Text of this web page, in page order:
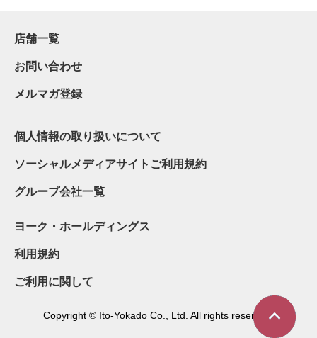
店舗一覧
お問い合わせ
メルマガ登録
個人情報の取り扱いについて
ソーシャルメディアサイトご利用規約
グループ会社一覧
ヨーク・ホールディングス
利用規約
ご利用に関して
Copyright © Ito-Yokado Co., Ltd. All rights reserved.